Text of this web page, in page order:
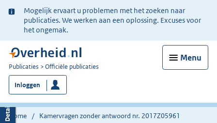
Ter
informatie:
Mogelijk ervaart u problemen met het zoeken naar
publicaties. We werken aan een oplossing. Excuses voor
het ongemak.
Menu
U
bent
nu
hier:
Publicaties Officiële publicaties
Inloggen
Home Kamervragen zonder antwoord nr. 2017Z05961